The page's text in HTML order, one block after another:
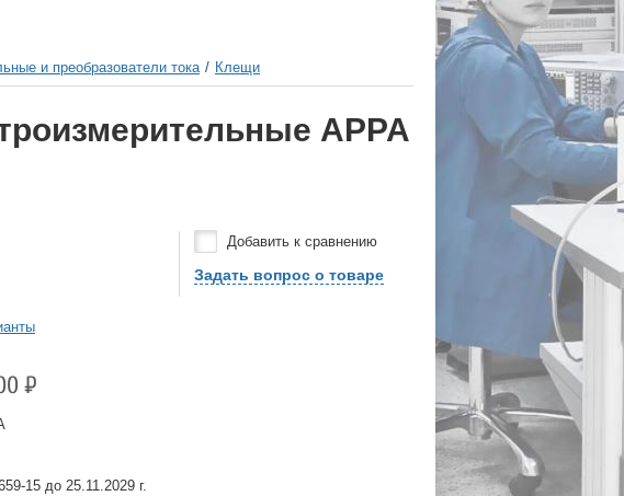
и преобразователи тока / Клещи
APPA
Р
15 до 25.11.2029 г.
Добавить к сравнению
Задать вопрос о товаре